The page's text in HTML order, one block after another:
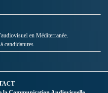
en Méditerranée.
candidatures